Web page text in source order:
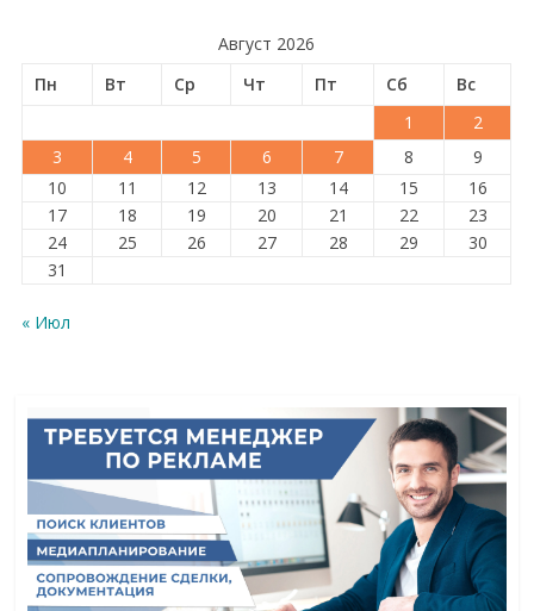
Август 2026
Пн
Вт Ср Чт Пт Сб
Вс
1
2
3
4 5 6 7 8
9
10
11 12 13 14 15
16
17
18 19 20 21 22
23
24
25 26 27 28 29
30
31
« Июл